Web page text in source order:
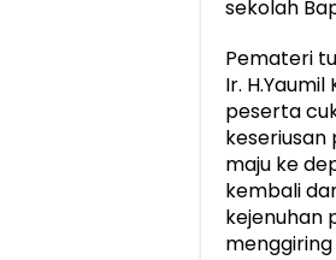
sekolah
Pemateri
Ir.
peserta
maju ke
kembali
kejenuhan